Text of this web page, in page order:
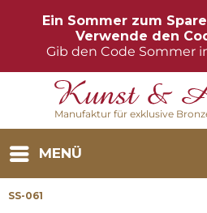
Ein Sommer zum
Verwende den
Gib den Code Sommer
Manufaktur für exklusive
MENÜ
SS-061